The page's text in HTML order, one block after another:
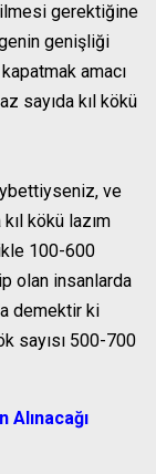
gerektiğine
genişliği
amacı
sayıda kıl kökü
ve
kökü lazım
100-600
olan insanlarda
demektir ki
sayısı 500-700
Alınacağı